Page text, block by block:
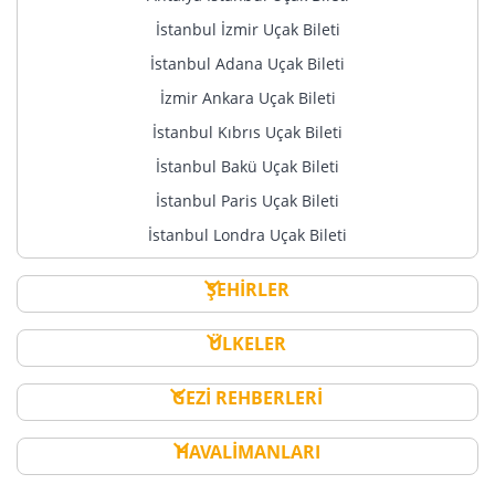
İstanbul İzmir Uçak Bileti
İstanbul Adana Uçak Bileti
İzmir Ankara Uçak Bileti
İstanbul Kıbrıs Uçak Bileti
İstanbul Bakü Uçak Bileti
İstanbul Paris Uçak Bileti
İstanbul Londra Uçak Bileti
ŞEHİRLER
ÜLKELER
GEZİ REHBERLERİ
HAVALİMANLARI